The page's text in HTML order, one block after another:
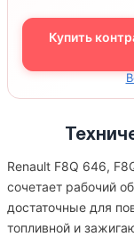
Купить
Renault F8Q 646,
сочетает рабочий
достаточные для
топливной и